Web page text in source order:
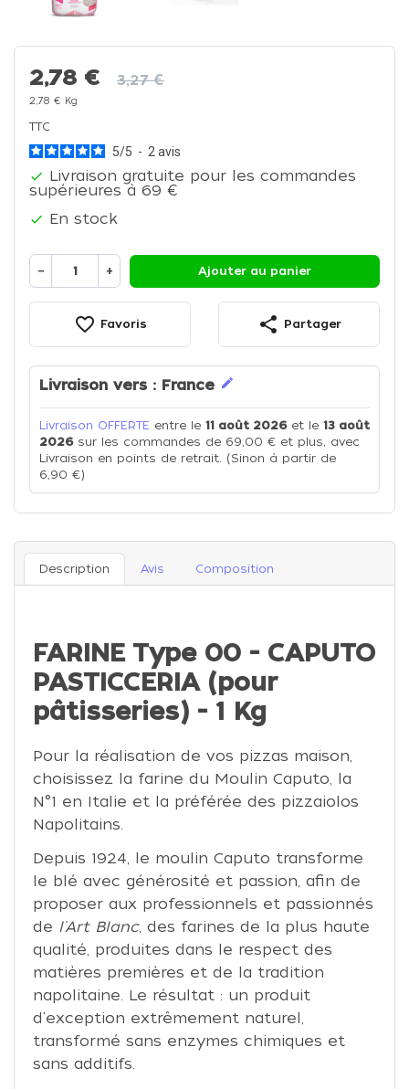
2,78 € 3,27 €
2,78 € Kg
TTC
5/5 - 2 avis
 Livraison gratuite pour les commandes
supérieures à 69 €
 En stock
− + Ajouter au panier
favorite_border Favoris share Partager
Livraison vers : France edit
Livraison OFFERTE entre le 11 août 2026et le 13 août
2026sur les commandes de 69,00 € et plus, avec
Livraison en points de retrait. (Sinon à partir de
6,90 €)
Description Avis Composition
FARINE Type 00 - CAPUTO
PASTICCERIA (pour
pâtisseries) - 1 Kg
Pour la réalisation de vos pizzas maison,
choisissez la farine du Moulin Caputo, la
N°1 en Italie et la préférée des pizzaiolos
Napolitains.
Depuis 1924, le moulin Caputo transforme
le blé avec générosité et passion, afin de
proposer aux professionnels et passionnés
de l'Art Blanc, des farines de la plus haute
qualité, produites dans le respect des
matières premières et de la tradition
napolitaine. Le résultat : un produit
d'exception extrêmement naturel,
transformé sans enzymes chimiques et
sans additifs.